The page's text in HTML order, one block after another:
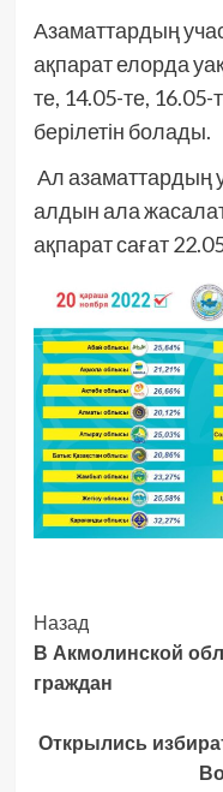
Азаматтардың
ақпарат елорда
те, 14.05-те,
берілетін болады.
Ал азаматтардың
алдын ала
ақпарат сағат
Post
Navigation
Назад
В Акмолинской
граждан
Открылись